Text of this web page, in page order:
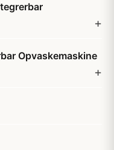
Opvaskemaskine